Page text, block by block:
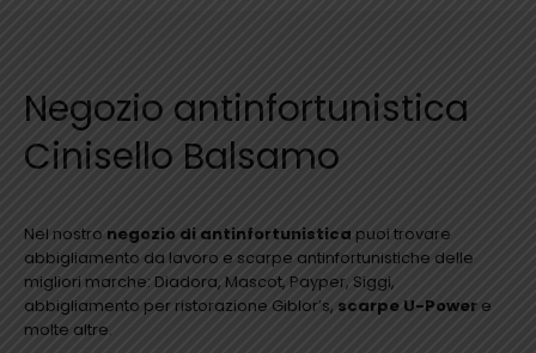
Negozio antinfortunistica
Cinisello Balsamo
Nel nostro negozio di antinfortunistica puoi trovare
abbigliamento da lavoro e scarpe antinfortunistiche delle
migliori marche: Diadora, Mascot, Payper, Siggi,
abbigliamento per ristorazione Giblor’s, scarpe U-Power e
molte altre.